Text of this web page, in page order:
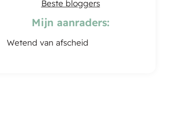
Beste bloggers
Mijn aanraders:
Wetend van afscheid